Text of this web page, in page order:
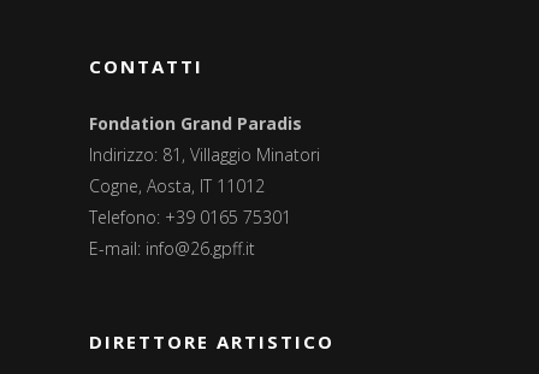
CONTATTI
Fondation Grand Paradis
Indirizzo: 81, Villaggio Minatori
Cogne, Aosta, IT 11012
Telefono: +39 0165 75301
E-mail: info@26.gpff.it
DIRETTORE ARTISTICO